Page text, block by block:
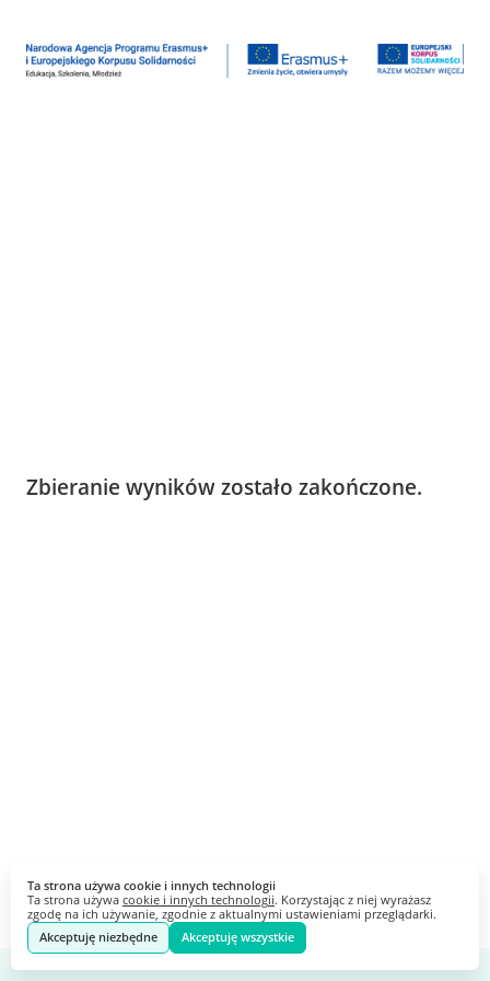
Ta strona używa cookie i innych technologii
Ta strona używa cookie i innych technologii. Korzystając z niej wyrażasz
zgodę na ich używanie, zgodnie z aktualnymi ustawieniami przeglądarki.
Akceptuję niezbędne
Akceptuję wszystkie
Zbieranie wyników zostało zakończone.